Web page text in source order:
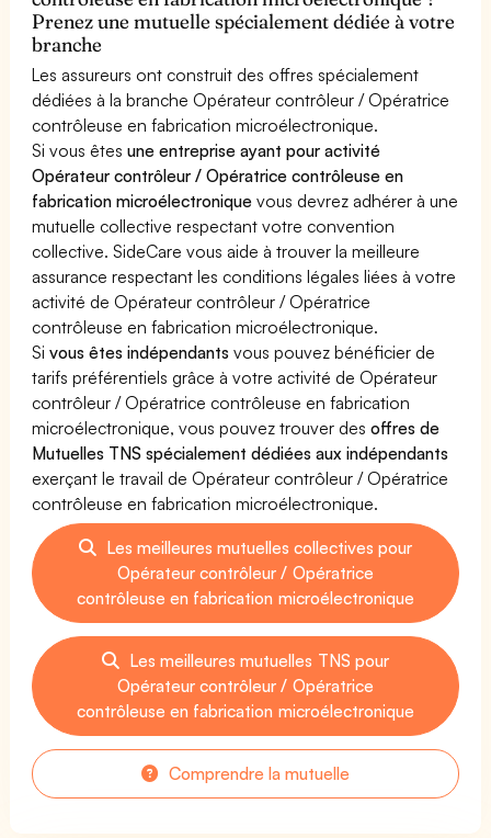
Prenez une mutuelle spécialement dédiée à votre
branche
Les assureurs ont construit des offres spécialement
dédiées à la branche Opérateur contrôleur / Opératrice
contrôleuse en fabrication microélectronique.
Si vous êtesune entreprise ayant pour activité
Opérateur contrôleur / Opératrice contrôleuse en
fabrication microélectronique vous devrez adhérer à une
mutuelle collective respectant votre convention
collective. SideCare vous aide à trouver la meilleure
assurance respectant les conditions légales liées à votre
activité de Opérateur contrôleur / Opératrice
contrôleuse en fabrication microélectronique.
Sivous êtes indépendants vous pouvez bénéficier de
tarifs préférentiels grâce à votre activité de Opérateur
contrôleur / Opératrice contrôleuse en fabrication
microélectronique, vous pouvez trouver desoffres de
Mutuelles TNS spécialement dédiées aux indépendants
exerçant le travail de Opérateur contrôleur / Opératrice
contrôleuse en fabrication microélectronique.
Les meilleures mutuelles collectives pour
Opérateur contrôleur / Opératrice
contrôleuse en fabrication microélectronique
Les meilleures mutuelles TNS pour
Opérateur contrôleur / Opératrice
contrôleuse en fabrication microélectronique
Comprendre la mutuelle